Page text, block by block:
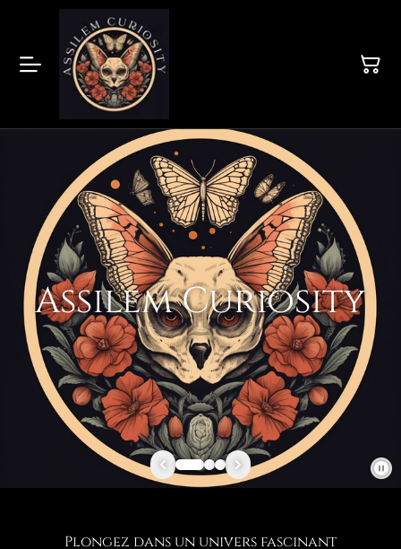
Assilem Curiosity
Plongez dans un univers fascinant